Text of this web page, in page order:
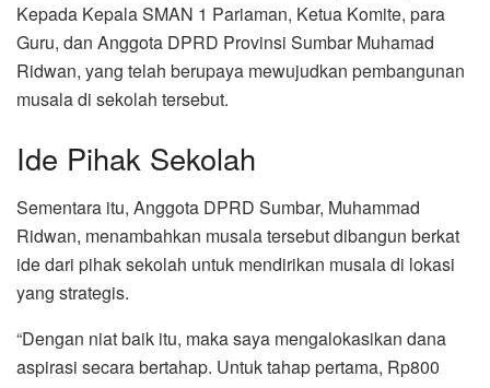
Kepada Kepala SMAN 1 Pariaman, Ketua Komite, para
Guru, dan Anggota DPRD Provinsi Sumbar Muhamad
Ridwan, yang telah berupaya mewujudkan pembangunan
musala di sekolah tersebut.
Ide Pihak Sekolah
Sementara itu, Anggota DPRD Sumbar, Muhammad
Ridwan, menambahkan musala tersebut dibangun berkat
ide dari pihak sekolah untuk mendirikan musala di lokasi
yang strategis.
“Dengan niat baik itu, maka saya mengalokasikan dana
aspirasi secara bertahap. Untuk tahap pertama, Rp800